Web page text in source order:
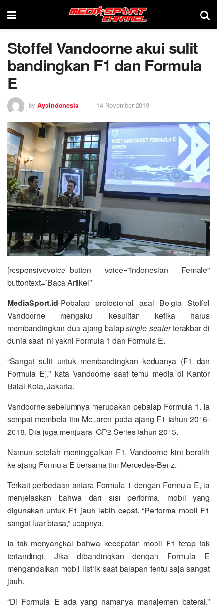
Stoffel Vandoorne akui sulit
bandingkan F1 dan Formula
E
by AyoIndonesia 14 November 2019
[responsivevoice_button voice=”Indonesian Female”
buttontext=”Baca Artikel”]
MediaSport.id-Pebalap profesional asal Belgia Stoffel
Vandoorne mengakui kesulitan ketika harus
membandingkan dua ajang balapsingle seaterterakbar di
dunia saat ini yakni Formula 1 dan Formula E.
“Sangat sulit untuk membandingkan keduanya (F1 dan
Formula E),” kata Vandoorne saat temu media di Kantor
Balai Kota, Jakarta.
Vandoorne sebelumnya merupakan pebalap Formula 1. Ia
sempat membela tim McLaren pada ajang F1 tahun 2016-
2018. Dia juga menjuarai GP2 Series tahun 2015.
Namun setelah meninggalkan F1, Vandoorne kini beralih
ke ajang Formula E bersama tim Mercedes-Benz.
Terkait perbedaan antara Formula 1 dengan Formula E, ia
menjelaskan bahwa dari sisi performa, mobil yang
digunakan untuk F1 jauh lebih cepat. “Performa mobil F1
sangat luar biasa,” ucapnya.
Ia tak menyangkal bahwa kecepatan mobil F1 tetap tak
tertandingi. Jika dibandingkan dengan Formula E
mengandalkan mobil listrik saat balapan tentu saja sangat
jauh.
“Di Formula E ada yang namanya manajemen baterai,”